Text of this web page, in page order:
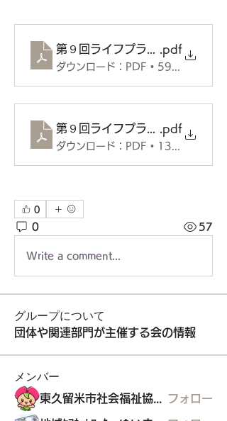
第９回ライフプラン講座チラシ・
.pdf
ダウンロード：PDF • 593KB
第９回ライフプラン講座チラシ・
.pdf
ダウンロード：PDF • 132KB
0
0 57
Write a comment...
グループについて
団体や関連部門が主催する会の情報
メンバー
フォロー